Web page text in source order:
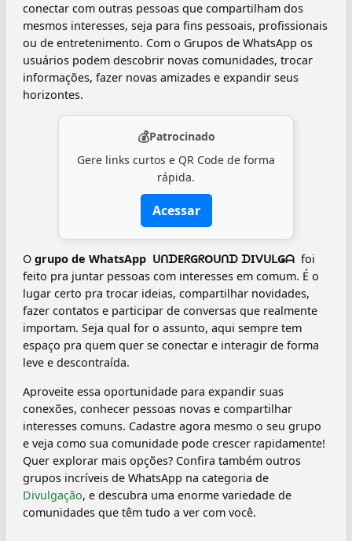
conectar com outras pessoas que compartilham dos
mesmos interesses, seja para fins pessoais, profissionais
ou de entretenimento. Com o Grupos de WhatsApp os
usuários podem descobrir novas comunidades, trocar
informações, fazer novas amizades e expandir seus
horizontes.
💰Patrocinado
Gere links curtos e QR Code de forma
rápida.
Acessar
O grupo de WhatsApp ️ ᑌᑎᗪEᖇGᖇOᑌᑎᗪ ᗪIᐯᑌᒪǤᗩ ️ foi
feito pra juntar pessoas com interesses em comum. É o
lugar certo pra trocar ideias, compartilhar novidades,
fazer contatos e participar de conversas que realmente
importam. Seja qual for o assunto, aqui sempre tem
espaço pra quem quer se conectar e interagir de forma
leve e descontraída.
Aproveite essa oportunidade para expandir suas
conexões, conhecer pessoas novas e compartilhar
interesses comuns. Cadastre agora mesmo o seu grupo
e veja como sua comunidade pode crescer rapidamente!
Quer explorar mais opções? Confira também outros
grupos incríveis de WhatsApp na categoria de
Divulgação, e descubra uma enorme variedade de
comunidades que têm tudo a ver com você.